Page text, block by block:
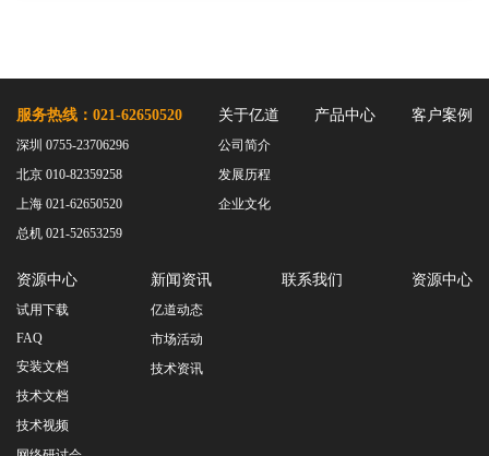
服务热线：021-62650520
深圳 0755-23706296
北京 010-82359258
上海 021-62650520
总机 021-52653259
关于亿道
公司简介
发展历程
企业文化
产品中心 客户案例
资源中心
试用下载
FAQ
安装文档
技术文档
技术视频
新闻资讯
亿道动态
市场活动
技术资讯
联系我们 资源中心